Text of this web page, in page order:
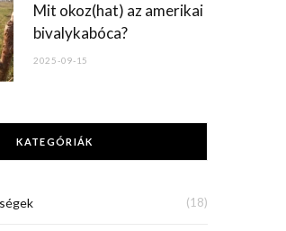
Mit okoz(hat) az amerikai
bivalykabóca?
2025-09-15
KATEGÓRIÁK
(18)